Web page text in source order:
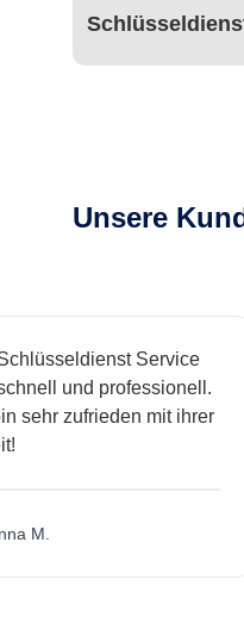
Unsere
Service
und professionell.
sehr zufrieden mit ihrer
M.